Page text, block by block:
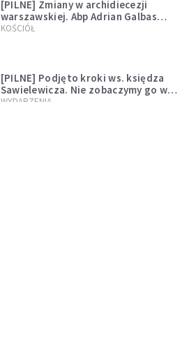
[PILNE] Zmiany w archidiecezji
warszawskiej. Abp Adrian Galbas
wręczył dekrety nowym proboszczom
KOŚCIÓŁ
[PILNE] Podjęto kroki ws. księdza
Sawielewicza. Nie zobaczymy go w
mediach
WYDARZENIA